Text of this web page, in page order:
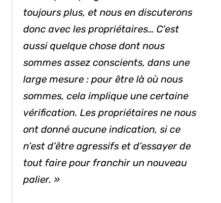
toujours plus, et nous en discuterons
donc avec les propriétaires… C’est
aussi quelque chose dont nous
sommes assez conscients, dans une
large mesure : pour être là où nous
sommes, cela implique une certaine
vérification. Les propriétaires ne nous
ont donné aucune indication, si ce
n’est d’être agressifs et d’essayer de
tout faire pour franchir un nouveau
palier. »